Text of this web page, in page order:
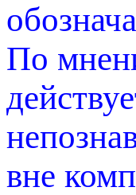
По
вне